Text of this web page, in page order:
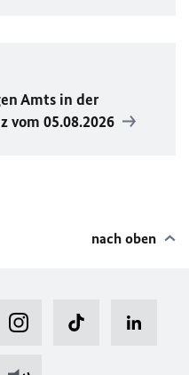
Amts in der
vom 05.08.2026
nach oben